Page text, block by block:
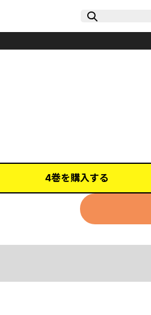
4巻を購入する